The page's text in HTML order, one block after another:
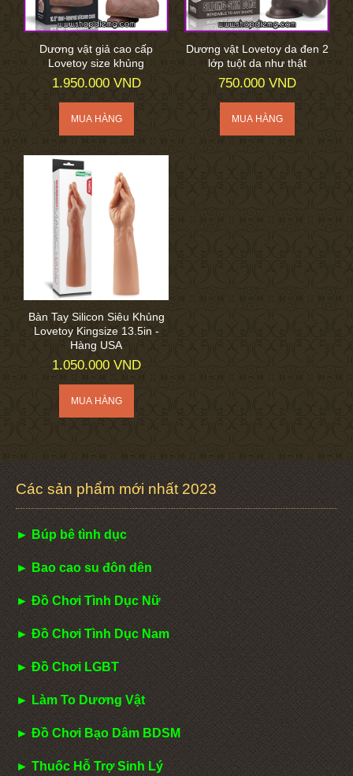
Dương vật giả cao cấp
Lovetoy size khủng
1.950.000 VND
Dương vật Lovetoy da đen 2
lớp tuột da như thật
750.000 VND
Bàn Tay Silicon Siêu Khủng
Lovetoy Kingsize 13.5in -
Hàng USA
1.050.000 VND
Các sản phẩm mới nhất 2023
► Búp bê tình dục
► Bao cao su đôn dên
► Đồ Chơi Tình Dục Nữ
► Đồ Chơi Tình Dục Nam
► Đồ Chơi LGBT
► Làm To Dương Vật
► Đồ Chơi Bạo Dâm BDSM
► Thuốc Hỗ Trợ Sinh Lý